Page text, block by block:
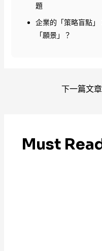
題
企業的「策略盲點
「願景」？
下一篇文章
Must